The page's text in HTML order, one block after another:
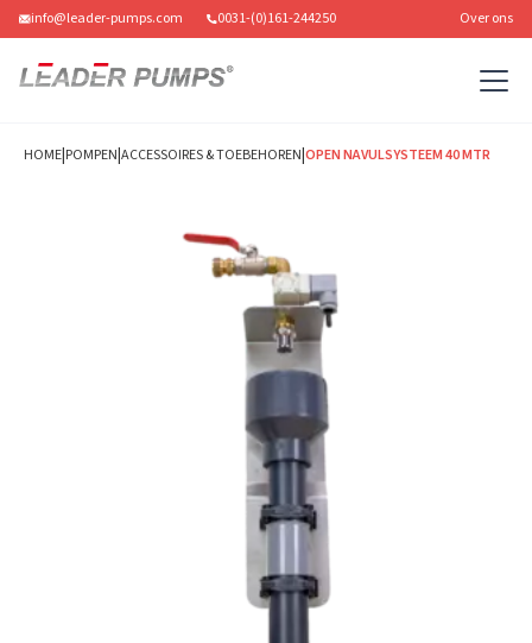
info@leader-pumps.com 0031-(0)161-244250 Over ons
HOME|POMPEN|ACCESSOIRES & TOEBEHOREN|OPEN NAVULSYSTEEM 40 MTR